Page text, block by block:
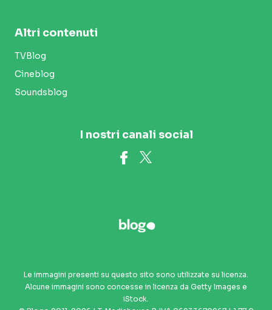
Altri contenuti
TVBlog
Cineblog
Soundsblog
I nostri canali social
Le immagini presenti su questo sito sono utilizzate su licenza.
Alcune immagini sono concesse in licenza da Getty Images e
iStock.